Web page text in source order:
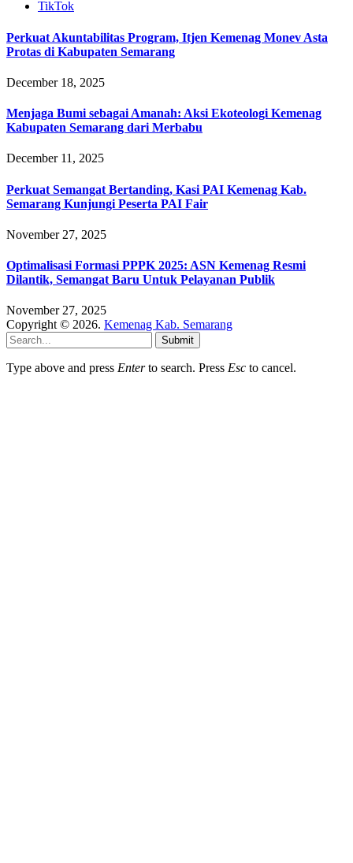
TikTok
Perkuat Akuntabilitas Program, Itjen Kemenag Monev Asta
Protas di Kabupaten Semarang
December 18, 2025
Menjaga Bumi sebagai Amanah: Aksi Ekoteologi Kemenag
Kabupaten Semarang dari Merbabu
December 11, 2025
Perkuat Semangat Bertanding, Kasi PAI Kemenag Kab.
Semarang Kunjungi Peserta PAI Fair
November 27, 2025
Optimalisasi Formasi PPPK 2025: ASN Kemenag Resmi
Dilantik, Semangat Baru Untuk Pelayanan Publik
November 27, 2025
Copyright © 2026. Kemenag Kab. Semarang
Submit
Type above and press Enterto search. Press Esc to cancel.